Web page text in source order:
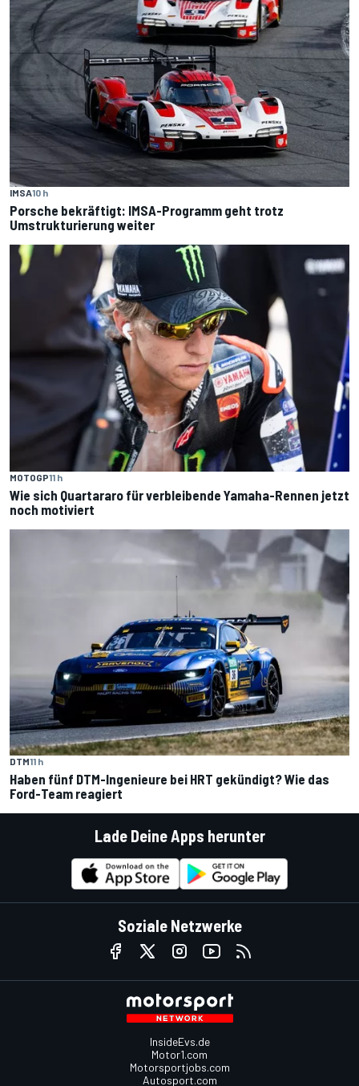
IMSA10 h
Porsche bekräftigt: IMSA-Programm geht trotz
Umstrukturierung weiter
MOTOGP11 h
Wie sich Quartararo für verbleibende Yamaha-Rennen jetzt
noch motiviert
DTM11 h
Haben fünf DTM-Ingenieure bei HRT gekündigt? Wie das
Ford-Team reagiert
Lade Deine Apps herunter
Soziale Netzwerke
InsideEvs.de
Motor1.com
Motorsportjobs.com
Autosport.com